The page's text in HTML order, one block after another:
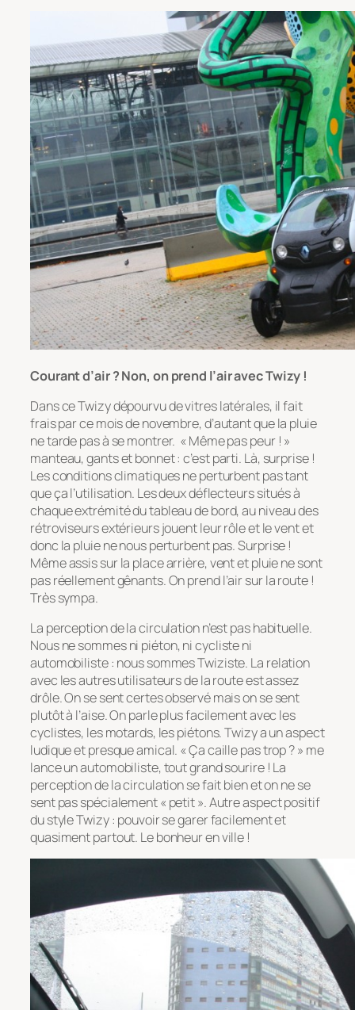
Courant d’air ? Non, on prend l’air avec Twizy !
Dans ce Twizy dépourvu de vitres latérales, il fait
frais par ce mois de novembre, d’autant que la pluie
ne tarde pas à se montrer. « Même pas peur ! »
manteau, gants et bonnet : c’est parti. Là, surprise !
Les conditions climatiques ne perturbent pas tant
que ça l’utilisation. Les deux déflecteurs situés à
chaque extrémité du tableau de bord, au niveau des
rétroviseurs extérieurs jouent leur rôle et le vent et
donc la pluie ne nous perturbent pas. Surprise !
Même assis sur la place arrière, vent et pluie ne sont
pas réellement gênants. On prend l’air sur la route !
Très sympa.
La perception de la circulation n’est pas habituelle.
Nous ne sommes ni piéton, ni cycliste ni
automobiliste : nous sommes Twiziste. La relation
avec les autres utilisateurs de la route est assez
drôle. On se sent certes observé mais on se sent
plutôt à l’aise. On parle plus facilement avec les
cyclistes, les motards, les piétons. Twizy a un aspect
ludique et presque amical. « Ça caille pas trop ? » me
lance un automobiliste, tout grand sourire ! La
perception de la circulation se fait bien et on ne se
sent pas spécialement « petit ». Autre aspect positif
du style Twizy : pouvoir se garer facilement et
quasiment partout. Le bonheur en ville !